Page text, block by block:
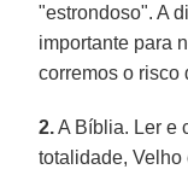
"estrondoso". A
importante para
corremos o risco
2.A Bíblia. Ler e
totalidade, Velho